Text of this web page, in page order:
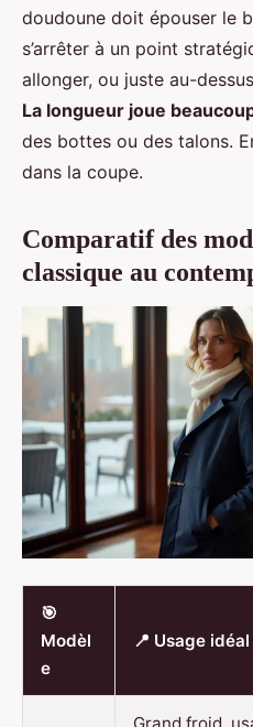
doudoune doit épouser le
s’arrêter à un point
allonger, ou juste au-
La longueur joue
des bottes ou des talons.
dans la coupe.
Comparatif des
classique au
🎯
Modèl
e
📍 Usage idéal